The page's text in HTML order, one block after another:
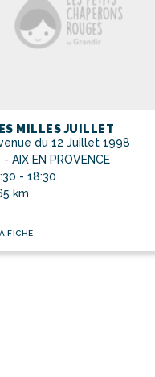
MILLES JUILLET
du 12 Juillet 1998
AIX EN PROVENCE
- 18:30
km
FICHE